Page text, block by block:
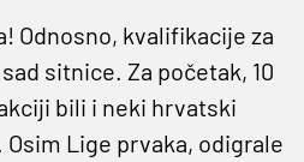
Odnosno, kvalifikacije za
sitnice. Za početak, 10
bili i neki hrvatski
Lige prvaka, odigrale